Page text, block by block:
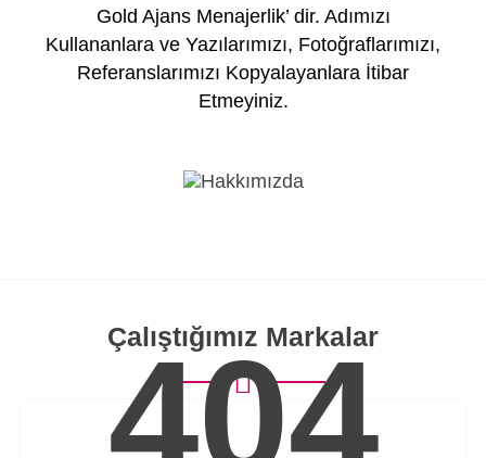
Gold Ajans Menajerlik’ dir. Adımızı
Kullananlara ve Yazılarımızı, Fotoğraflarımızı,
Referanslarımızı Kopyalayanlara İtibar
Etmeyiniz.
Çalıştığımız Markalar
404